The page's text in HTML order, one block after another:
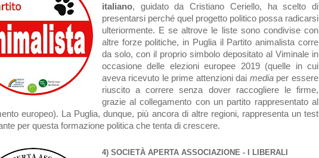
italiano, guidato da Cristiano Ceriello, ha scelto di
presentarsi perché quel progetto politico possa radicarsi
ulteriormente. E se altrove le liste sono condivise con
altre forze politiche, in Puglia il Partito animalista corre
da solo, con il proprio simbolo depositato al Viminale in
occasione delle elezioni europee 2019 (quelle in cui
aveva ricevuto le prime attenzioni dai mediaper essere
riuscito a correre senza dover raccogliere le firme,
grazie al collegamento con un partito rappresentato al
europeo). La Puglia, dunque, più ancora di altre regioni, rappresenta un test
per questa formazione politica che tenta di crescere.
4) SOCIETÀ APERTA ASSOCIAZIONE - I LIBERALI